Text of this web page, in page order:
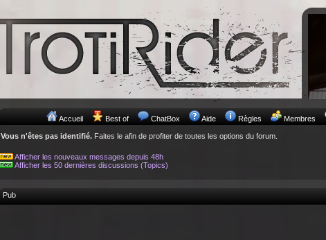
Accueil Best of ChatBox Aide Règles Membres
Vous n'êtes pas identifié. Faites le afin de profiter de toutes les options du forum.
Afficher les nouveaux messages depuis 48h
Afficher les 50 dernières discussions (Topics)
Pub